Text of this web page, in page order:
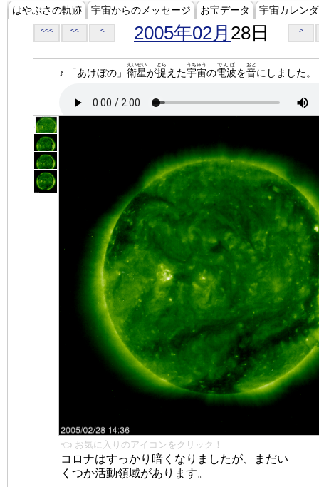
はやぶさの軌跡 宇宙からのメッセージ お宝データ 宇宙カレン
<<< << < 2005年02月 28日 >
♪ 「あけぼの」 衛星
えいせい
が捉
とら
えた宇宙
うちゅう
の電波
でんぱ
を音
おと
にしました。
👈 お気に入りのアイコンをクリック！
コロナはすっかり暗くなりましたが、まだい
くつか活動領域があります。